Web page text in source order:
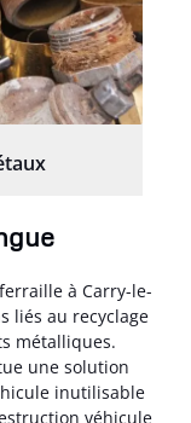
à Carry-le-
liés au recyclage
métalliques.
une solution
inutilisable
véhicule